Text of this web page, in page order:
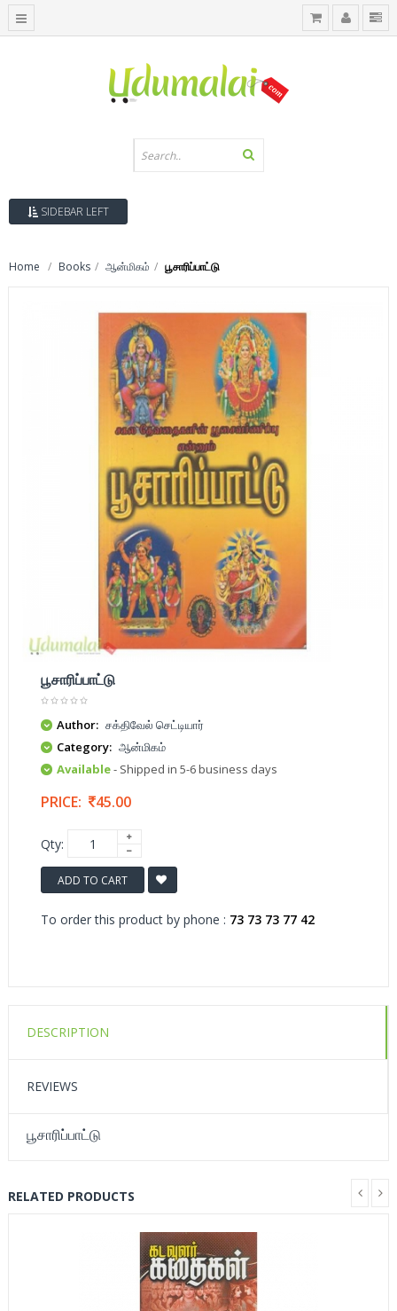
SIDEBAR LEFT
Home Books ஆன்மிகம் பூசாரிப்பாட்டு
பூசாரிப்பாட்டு
Author: சக்திவேல் செட்டியார்
Category: ஆன்மிகம்
Available- Shipped in 5-6 business days
PRICE: 45.00
Qty:
ADD TO CART
To order this product by phone : 73 73 73 77 42
DESCRIPTION
REVIEWS
பூசாரிப்பாட்டு
RELATED PRODUCTS